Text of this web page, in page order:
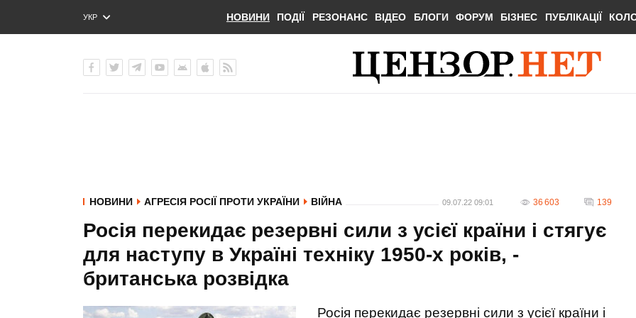
УКР
ENG
НОВИНИ ПОДІЇ РЕЗОНАНС ВІДЕО БЛОГИ ФОРУМ БІЗНЕС ПУБЛІКАЦІЇ
НОВИНИ АГРЕСІЯ РОСІЇ ПРОТИ УКРАЇНИ ВІЙНА 09.07.22 09:01 36 603 139
Росія перекидає резервні сили з усієї країни і стягує
для наступу в Україні техніку 1950-х років, -
британська розвідка
Росія перекидає резервні сили з усієї країни і